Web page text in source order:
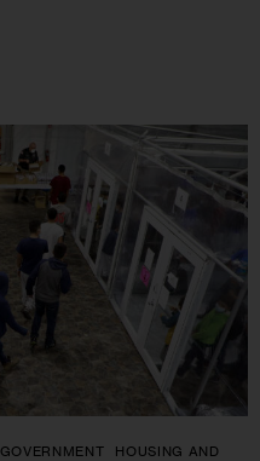
GOVERNMENT
HOUSING AND